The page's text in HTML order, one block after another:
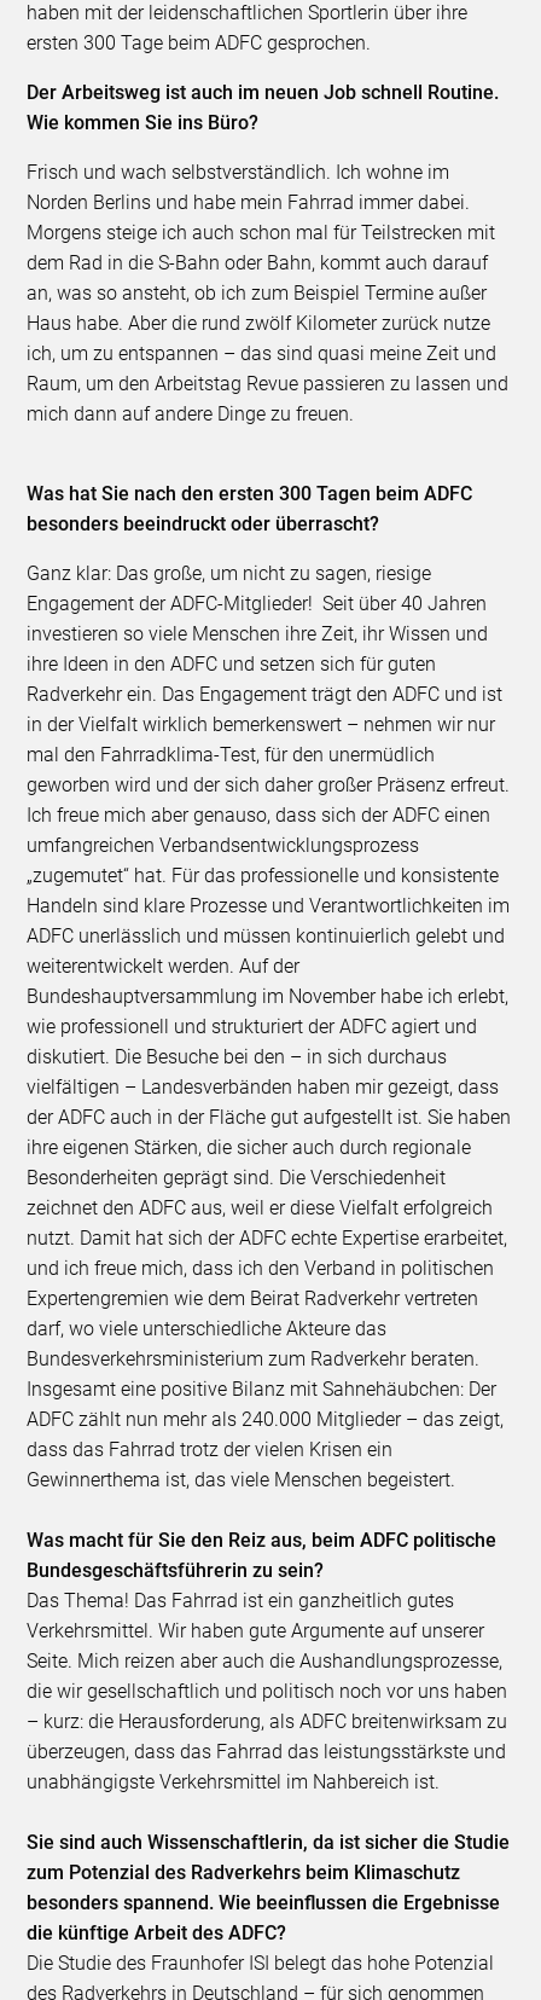
haben mit der leidenschaftlichen Sportlerin über ihre
ersten 300 Tage beim ADFC gesprochen.
Der Arbeitsweg ist auch im neuen Job schnell Routine.
Wie kommen Sie ins Büro?
Frisch und wach selbstverständlich. Ich wohne im
Norden Berlins und habe mein Fahrrad immer dabei.
Morgens steige ich auch schon mal für Teilstrecken mit
dem Rad in die S-Bahn oder Bahn, kommt auch darauf
an, was so ansteht, ob ich zum Beispiel Termine außer
Haus habe. Aber die rund zwölf Kilometer zurück nutze
ich, um zu entspannen – das sind quasi meine Zeit und
Raum, um den Arbeitstag Revue passieren zu lassen und
mich dann auf andere Dinge zu freuen.
Was hat Sie nach den ersten 300 Tagen beim ADFC
besonders beeindruckt oder überrascht?
Ganz klar: Das große, um nicht zu sagen, riesige
Engagement der ADFC-Mitglieder! Seit über 40 Jahren
investieren so viele Menschen ihre Zeit, ihr Wissen und
ihre Ideen in den ADFC und setzen sich für guten
Radverkehr ein. Das Engagement trägt den ADFC und ist
in der Vielfalt wirklich bemerkenswert – nehmen wir nur
mal den Fahrradklima-Test, für den unermüdlich
geworben wird und der sich daher großer Präsenz erfreut.
Ich freue mich aber genauso, dass sich der ADFC einen
umfangreichen Verbandsentwicklungsprozess
„zugemutet“ hat. Für das professionelle und konsistente
Handeln sind klare Prozesse und Verantwortlichkeiten im
ADFC unerlässlich und müssen kontinuierlich gelebt und
weiterentwickelt werden. Auf der
Bundeshauptversammlung im November habe ich erlebt,
wie professionell und strukturiert der ADFC agiert und
diskutiert. Die Besuche bei den – in sich durchaus
vielfältigen – Landesverbänden haben mir gezeigt, dass
der ADFC auch in der Fläche gut aufgestellt ist. Sie haben
ihre eigenen Stärken, die sicher auch durch regionale
Besonderheiten geprägt sind. Die Verschiedenheit
zeichnet den ADFC aus, weil er diese Vielfalt erfolgreich
nutzt. Damit hat sich der ADFC echte Expertise erarbeitet,
und ich freue mich, dass ich den Verband in politischen
Expertengremien wie dem Beirat Radverkehr vertreten
darf, wo viele unterschiedliche Akteure das
Bundesverkehrsministerium zum Radverkehr beraten.
Insgesamt eine positive Bilanz mit Sahnehäubchen: Der
ADFC zählt nun mehr als 240.000 Mitglieder – das zeigt,
dass das Fahrrad trotz der vielen Krisen ein
Gewinnerthema ist, das viele Menschen begeistert.
Was macht für Sie den Reiz aus, beim ADFC politische
Bundesgeschäftsführerin zu sein?
Das Thema! Das Fahrrad ist ein ganzheitlich gutes
Verkehrsmittel. Wir haben gute Argumente auf unserer
Seite. Mich reizen aber auch die Aushandlungsprozesse,
die wir gesellschaftlich und politisch noch vor uns haben
– kurz: die Herausforderung, als ADFC breitenwirksam zu
überzeugen, dass das Fahrrad das leistungsstärkste und
unabhängigste Verkehrsmittel im Nahbereich ist.
Sie sind auch Wissenschaftlerin, da ist sicher die Studie
zum Potenzial des Radverkehrs beim Klimaschutz
besonders spannend. Wie beeinflussen die Ergebnisse
die künftige Arbeit des ADFC?
Die Studie des Fraunhofer ISI belegt das hohe Potenzial
des Radverkehrs in Deutschland – für sich genommen